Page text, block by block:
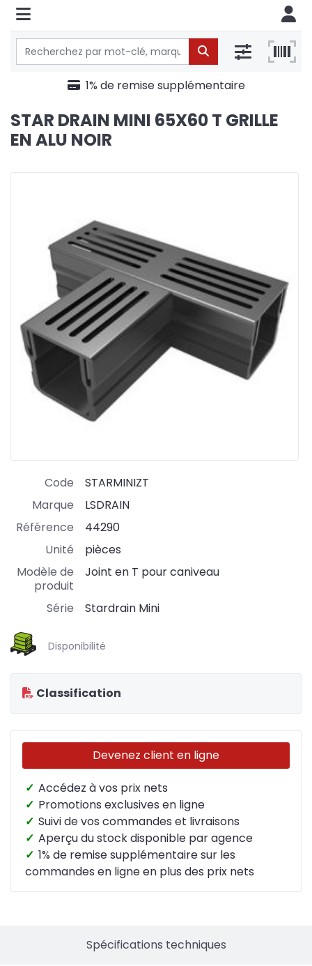
1% de remise supplémentaire
STAR DRAIN MINI 65X60 T GRILLE
EN ALU NOIR
Code
STARMINIZT
Marque
LSDRAIN
Référence
44290
Unité
pièces
Modèle de
produit
Joint en T pour caniveau
Série Stardrain Mini
Disponibilité
Classification
Devenez client en ligne
✓ Accédez à vos prix nets
✓ Promotions exclusives en ligne
✓ Suivi de vos commandes et livraisons
✓ Aperçu du stock disponible par agence
✓ 1% de remise supplémentaire sur les
commandes en ligne en plus des prix nets
Spécifications techniques